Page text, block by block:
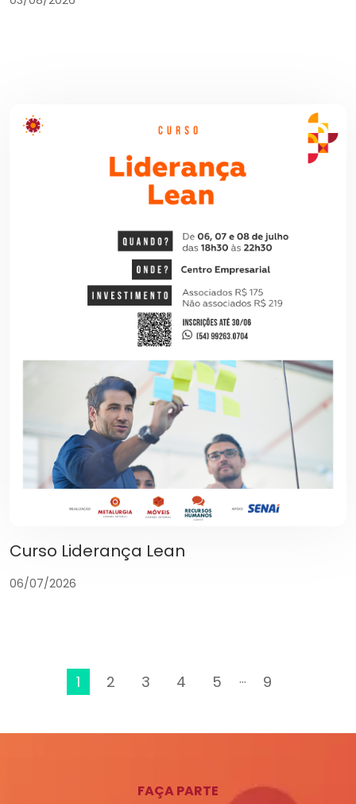
Curso Liderança Lean
06/07/2026
1 2 3 4 5 ... 9
FAÇA PARTE